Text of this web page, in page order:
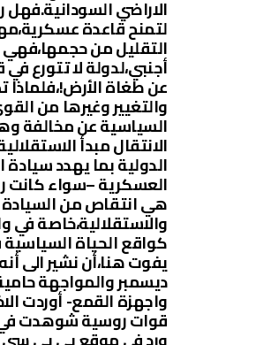
الاراضي
لتمنح قاعدة
التقليل من
أجنبي،لدولة لا تتورع
عن طغاة
والتغيير وغيرها من
السياسية عن مخالفة
الانتقال مبدأ
الدولية بما يهدد سيادة
العسكرية –سواء كانت
هي انتقاص من السيادة
والاستقلالية،خاصة في
كواقع الحياة السياسية
يفوت هنا،أن نشير الى
ديسمبر والمواجهة
واجهزة القمع- أوردت
قوات روسية شوهدت